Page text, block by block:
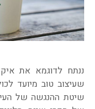
ננתח לדוגמא את
שעיצוב טוב מיועד
שיטת ההנגשה של